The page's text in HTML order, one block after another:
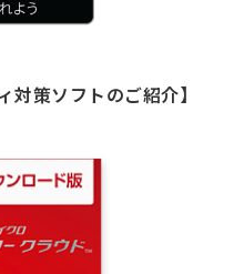
対策ソフトのご紹介】